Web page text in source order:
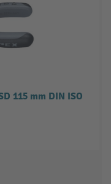
115 mm DIN ISO